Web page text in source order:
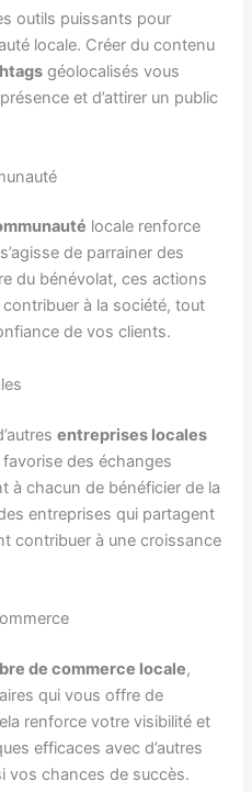
outils puissants pour
locale. Créer du contenu
géolocalisés vous
et d’attirer un public
locale renforce
de parrainer des
du bénévolat, ces actions
à la société, tout
de vos clients.
entreprises locales
favorise des échanges
à chacun de bénéficier de la
entreprises qui partagent
contribuer à une croissance
de commerce locale,
qui vous offre de
renforce votre visibilité et
efficaces avec d’autres
vos chances de succès.